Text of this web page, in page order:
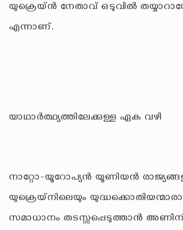
യുക്രെയ്ൻ നേതാവ് ഒടുവിൽ
എന്നാണ്.
യാഥാർത്ഥ്യത്തിലേക്കുള്ള ഏക വഴി
നാറ്റോ-യൂറോപ്യൻ യൂണിയൻ
യുക്രെയ്‌നിലെയും
സമാധാനം തടസ്സപ്പെടുത്താൻ